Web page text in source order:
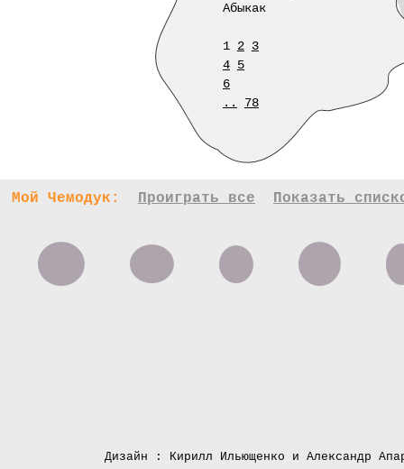
Абыкак
1 2 3
4 5
6
..
78
Мой Чемодук: Проиграть все Показать
Дизайн : Кирилл Ильющенко и Александр